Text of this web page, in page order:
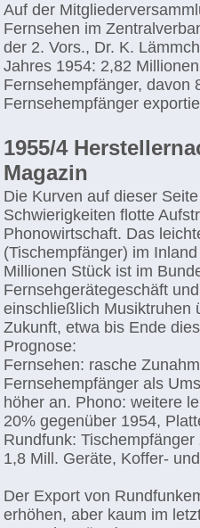
Auf der
Fernsehen im
der 2. Vors., Dr. K.
Jahres 1954: 2,82
Fernsehempfänger, davon
Fernsehempfänger
1955/4
Magazin
Die Kurven auf dieser
Schwierigkeiten flotte
Phonowirtschaft. Das
(Tischempfänger) im
Millionen Stück ist im
Fernsehgerätegeschäft
einschließlich Musiktruhen
Zukunft, etwa bis Ende
Prognose:
Fernsehen: rasche
Fernsehempfänger als
höher an. Phono: weitere
20% gegenüber 1954,
Rundfunk:
1,8 Mill. Geräte, Koffer-
Der Export von
erhöhen, aber kaum im